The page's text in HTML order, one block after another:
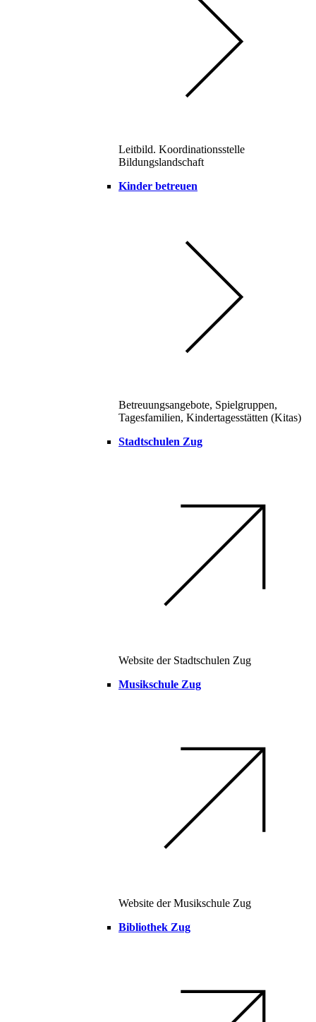
Leitbild. Koordinationsstelle
Bildungslandschaft
Kinder betreuen
Betreuungsangebote, Spielgruppen,
Tagesfamilien, Kindertagesstätten (Kitas)
Stadtschulen Zug
Website der Stadtschulen Zug
Musikschule Zug
Website der Musikschule Zug
Bibliothek Zug